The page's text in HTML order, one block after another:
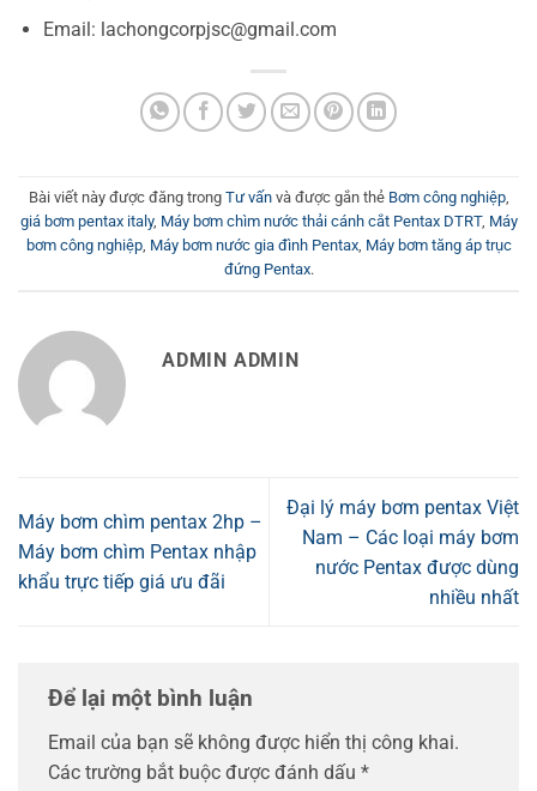
Email: lachongcorpjsc@gmail.com
Bài viết này được đăng trong Tư vấnvà được gắn thẻ Bơm công nghiệp,
giá bơm pentax italy, Máy bơm chìm nước thải cánh cắt Pentax DTRT, Máy
bơm công nghiệp, Máy bơm nước gia đình Pentax, Máy bơm tăng áp trục
đứng Pentax.
ADMIN ADMIN
Máy bơm chìm pentax 2hp –
Máy bơm chìm Pentax nhập
khẩu trực tiếp giá ưu đãi
Đại lý máy bơm pentax Việt
Nam – Các loại máy bơm
nước Pentax được dùng
nhiều nhất
Để lại một bình luận
Email của bạn sẽ không được hiển thị công khai.
Các trường bắt buộc được đánh dấu *